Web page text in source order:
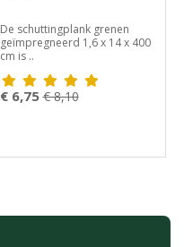
De schuttingplank grenen
geïmpregneerd 1,6 x 14 x 400
cm is ..
€ 6,75 € 8,10